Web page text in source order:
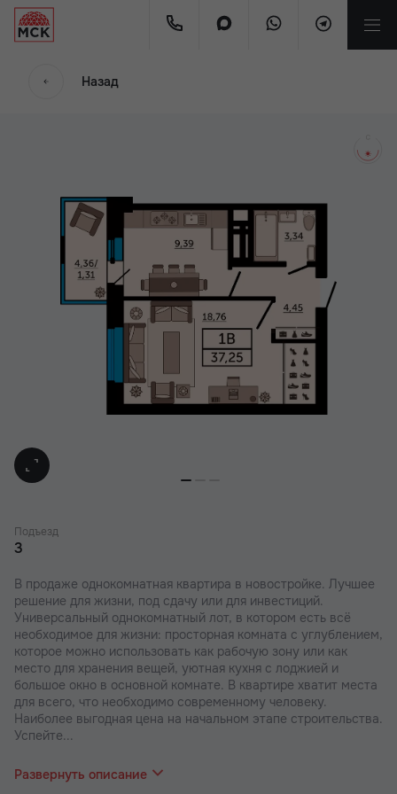
Назад
Подъезд
3
В продаже однокомнатная квартира в новостройке. Лучшее
решение для жизни, под сдачу или для инвестиций.
Универсальный однокомнатный лот, в котором есть всё
необходимое для жизни: просторная комната с углублением,
которое можно использовать как рабочую зону или как
место для хранения вещей, уютная кухня с лоджией и
большое окно в основной комнате. В квартире хватит места
для всего, что необходимо современному человеку.
Наиболее выгодная цена на начальном этапе строительства.
Успейте...
Удобный и быстрый способ приобретения жилья: ипотека,
беспроцентная рассрочка или стопроцентная оплата.
Развернуть описание